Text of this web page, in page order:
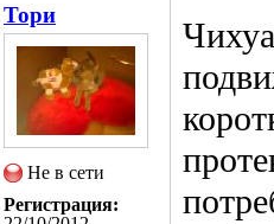
Тори
Не в сети
Регистрация: